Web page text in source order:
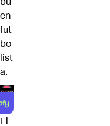
en
fut
bo
list
a.
El